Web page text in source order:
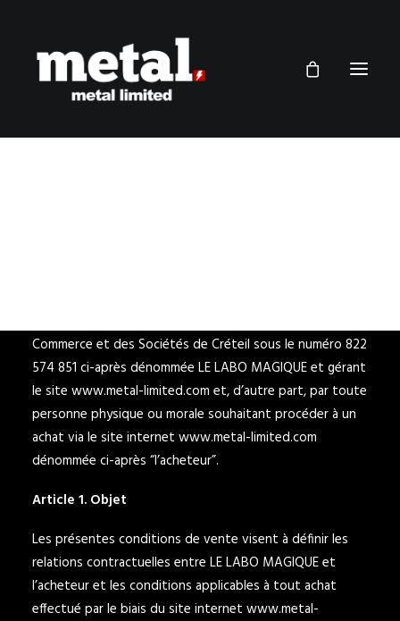
Commerce et des Sociétés de Créteil sous le numéro 822
574 851 ci-après dénommée LE LABO MAGIQUE et gérant
le site www.metal-limited.com et, d’autre part, par toute
personne physique ou morale souhaitant procéder à un
achat via le site internet www.metal-limited.com
dénommée ci-après “l’acheteur”.
Article 1. Objet
Les présentes conditions de vente visent à définir les
relations contractuelles entre LE LABO MAGIQUE et
l’acheteur et les conditions applicables à tout achat
effectué par le biais du site internet www.metal-